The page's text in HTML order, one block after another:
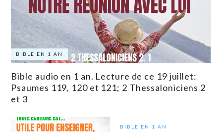
BIBLE EN 1 AN
Bible audio en 1 an. Lecture de ce 19 juillet:
Psaumes 119, 120 et 121; 2 Thessaloniciens 2
et 3
BIBLE EN 1 AN